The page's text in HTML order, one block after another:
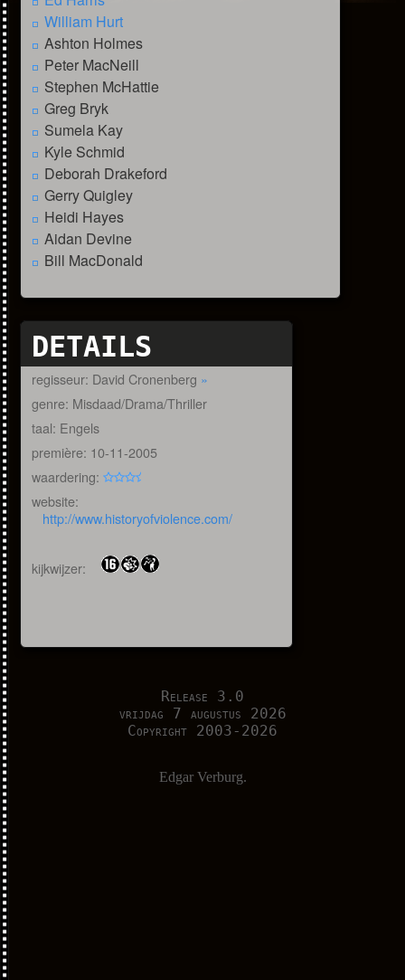
William Hurt
Ashton Holmes
Peter MacNeill
Stephen McHattie
Greg Bryk
Sumela Kay
Kyle Schmid
Deborah Drakeford
Gerry Quigley
Heidi Hayes
Aidan Devine
Bill MacDonald
DETAILS
regisseur: David Cronenberg »
genre: Misdaad/Drama/Thriller
taal: Engels
première: 10-11-2005
waardering:
website:
http://www.historyofviolence.com/
kijkwijzer:
Release 3.0
vrijdag 7 augustus 2026
Copyright 2003-2026
Edgar Verburg.